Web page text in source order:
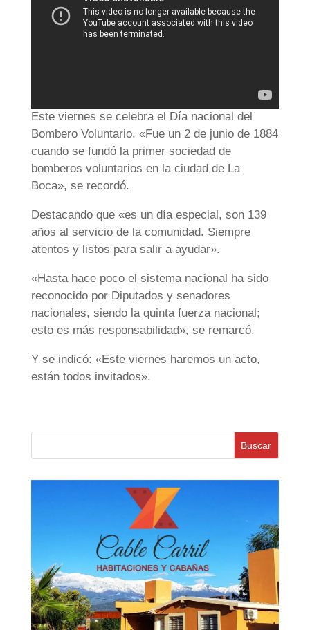
Este viernes se celebra el Día nacional del
Bombero Voluntario. «Fue un 2 de junio de 1884
cuando se fundó la primer sociedad de
bomberos voluntarios en la ciudad de La
Boca», se recordó.
Destacando que «es un día especial, son 139
años al servicio de la comunidad. Siempre
atentos y listos para salir a ayudar».
«Hasta hace poco el sistema nacional ha sido
reconocido por Diputados y senadores
nacionales, siendo la quinta fuerza nacional;
esto es más responsabilidad», se remarcó.
Y se indicó: «Este viernes haremos un acto,
están todos invitados».
Buscar